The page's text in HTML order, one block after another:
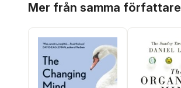
Mer från samma författare